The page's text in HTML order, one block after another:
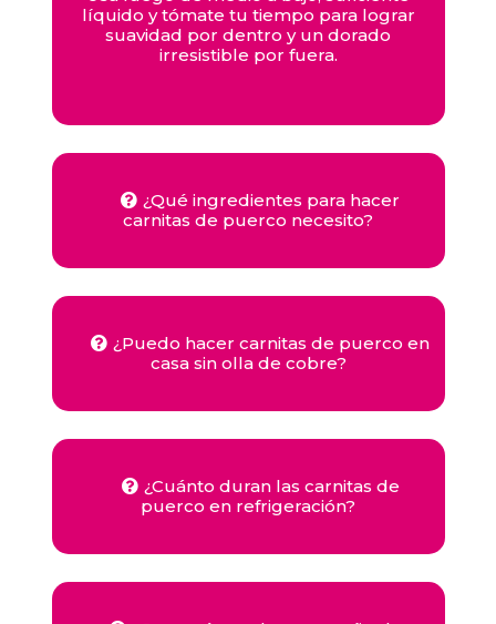
líquido y tómate tu tiempo para lograr
suavidad por dentro y un dorado
irresistible por fuera.
¿Qué ingredientes para hacer
carnitas de puerco necesito?
¿Puedo hacer carnitas de puerco en
casa sin olla de cobre?
¿Cuánto duran las carnitas de
puerco en refrigeración?